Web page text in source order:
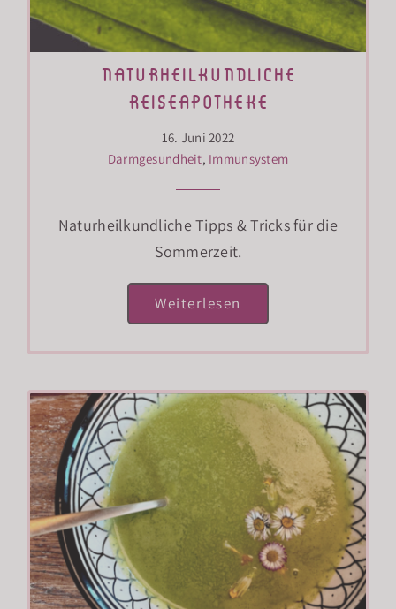
naturheilkundliche
reiseapotheke
16. Juni 2022
Darmgesundheit, Immunsystem
Naturheilkundliche Tipps & Tricks für die
Sommerzeit.
Weiterlesen